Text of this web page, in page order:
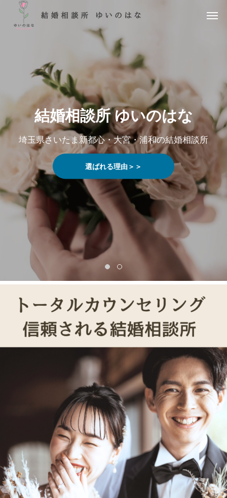
結婚相談所 ゆいのはな
埼玉県さいたま新都心・大宮・浦和の結婚相談所
選ばれる理由＞＞
結婚相談所 ゆいのはな
埼玉県さいたま新都心・大宮・浦和の結婚相談所
選ばれる理由＞＞